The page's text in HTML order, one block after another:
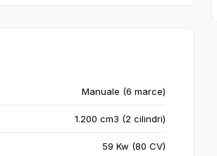
Manuale (6 marce)
1.200 cm3 (2 cilindri)
59 Kw (80 CV)